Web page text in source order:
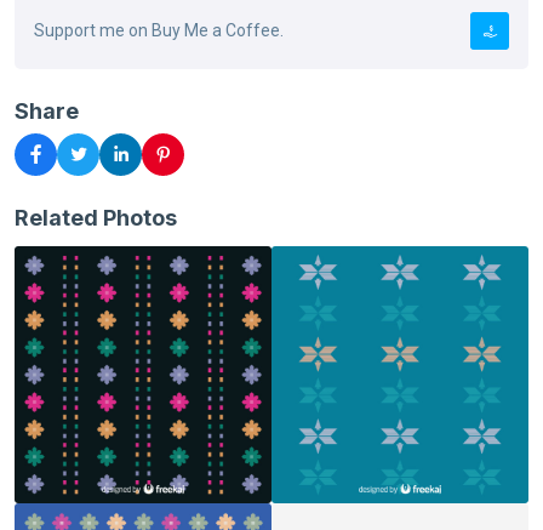
Support me on Buy Me a Coffee.
Share
Related Photos